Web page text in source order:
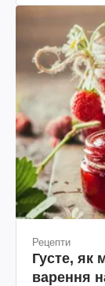
Рецепти
Густе, як
варення